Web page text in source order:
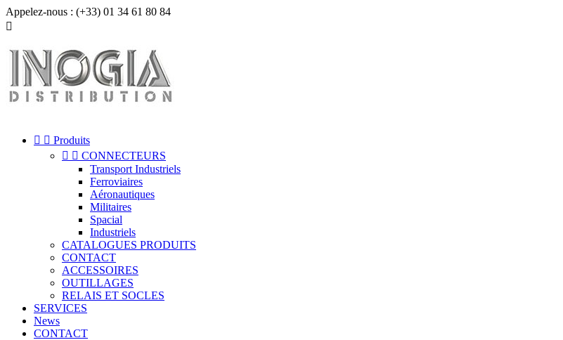
Appelez-nous : (+33) 01 34 61 80 84

  Produits
  CONNECTEURS
Transport Industriels
Ferroviaires
Aéronautiques
Militaires
Spacial
Industriels
CATALOGUES PRODUITS
CONTACT
ACCESSOIRES
OUTILLAGES
RELAIS ET SOCLES
SERVICES
News
CONTACT